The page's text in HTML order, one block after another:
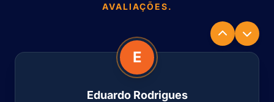
AVALIAÇÕES.
E
Eduardo Rodrigues